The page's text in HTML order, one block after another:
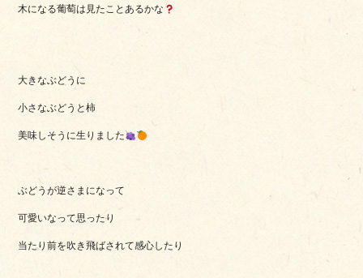
木になる葡萄は見たことあるかな
大きなぶどうに
小さなぶどうと柿
美味しそうに生りました
ぶどうが逆さまになって
可愛いなって思ったり
当たり前を吹き飛ばされて感心したり